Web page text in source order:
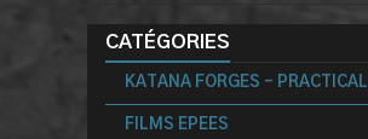
CATÉGORIES
KATANA FORGES - PRACTICAL
FILMS EPEES